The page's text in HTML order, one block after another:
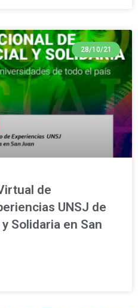
28/10/21
de
UNSJ de
Solidaria en San